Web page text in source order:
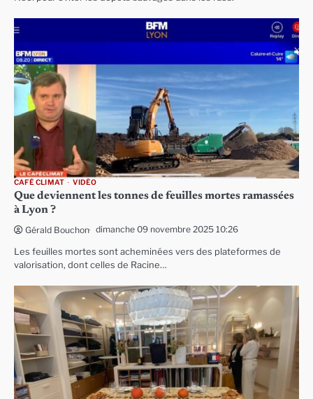
CAFÉ CLIMAT VIDÉO
Que deviennent les tonnes de feuilles mortes ramassées
à Lyon ?
Gérald Bouchon dimanche 09 novembre 2025 10:26
Les feuilles mortes sont acheminées vers des plateformes de
valorisation, dont celles de Racine…